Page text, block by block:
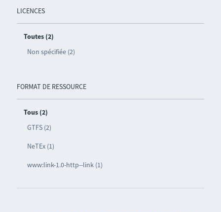
LICENCES
Toutes (2)
Non spécifiée (2)
FORMAT DE RESSOURCE
Tous (2)
GTFS (2)
NeTEx (1)
www:link-1.0-http--link (1)